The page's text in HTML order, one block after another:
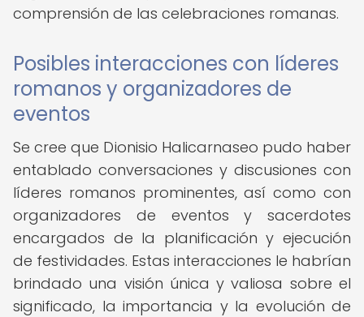
comprensión de las celebraciones romanas.
Posibles interacciones con líderes
romanos y organizadores de
eventos
Se cree que Dionisio Halicarnaseo pudo haber
entablado conversaciones y discusiones con
líderes romanos prominentes, así como con
organizadores de eventos y sacerdotes
encargados de la planificación y ejecución
de festividades. Estas interacciones le habrían
brindado una visión única y valiosa sobre el
significado, la importancia y la evolución de